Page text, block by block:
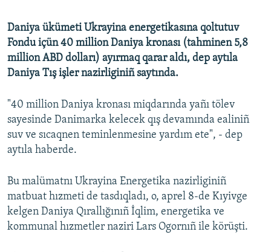
RFE/RS bütün saytları
Daniya ükümeti Ukrayina energetikasına qoltutuv
Fondu içün 40 million Daniya kronası (tahminen 5,8
million ABD dolları) ayırmaq qarar aldı, dep aytıla
Daniya Tış işler nazirliginiñ saytında.
"40 million Daniya kronası miqdarında yañı tölev
sayesinde Danimarka kelecek qış devamında ealiniñ
suv ve sıcaqnen teminlenmesine yardım ete", - dep
aytıla haberde.
Bu malümatnı Ukrayina Energetika nazirliginiñ
matbuat hızmeti de tasdıqladı, o, aprel 8-de Kıyivge
kelgen Daniya Qırallığınıñ İqlim, energetika ve
kommunal hızmetler naziri Lars Ogornıñ ile körüşti.